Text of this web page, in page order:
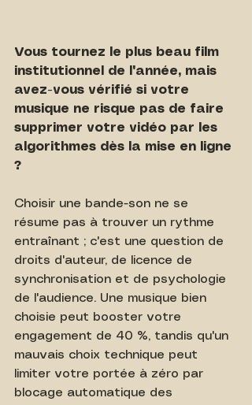
Vous tournez le plus beau film
institutionnel de l'année, mais
avez-vous vérifié si votre
musique ne risque pas de faire
supprimer votre vidéo par les
algorithmes dès la mise en ligne
?
Choisir une bande-son ne se
résume pas à trouver un rythme
entraînant ; c'est une question de
droits d'auteur, de licence de
synchronisation et de psychologie
de l'audience. Une musique bien
choisie peut booster votre
engagement de 40 %, tandis qu'un
mauvais choix technique peut
limiter votre portée à zéro par
blocage automatique des